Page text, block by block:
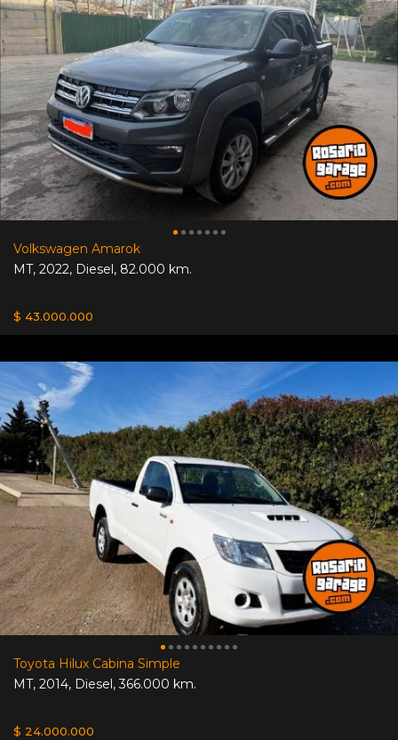
Volkswagen Amarok
MT, 2022, Diesel, 82.000 km.
$ 43.000.000
Toyota Hilux Cabina Simple
MT, 2014, Diesel,366.000 km.
$ 24.000.000